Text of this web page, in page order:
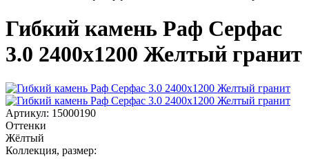
Гибкий камень Раф Серфас
3.0 2400x1200 Желтый гранит
Артикул: 15000190
Оттенки
Жёлтый
Коллекция, размер: